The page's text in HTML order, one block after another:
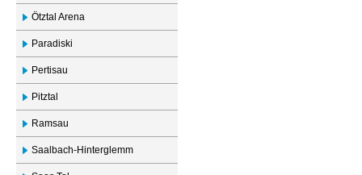
Ötztal Arena
Paradiski
Pertisau
Pitztal
Ramsau
Saalbach-Hinterglemm